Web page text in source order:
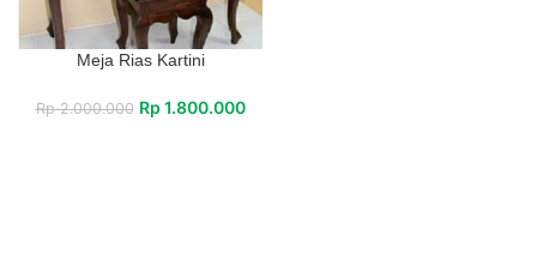
Meja Rias Kartini
Rp2.000.000 Rp 1.800.000